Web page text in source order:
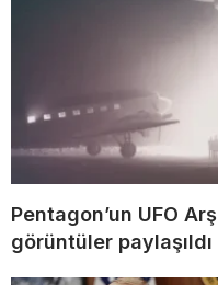
Pentagon’un UFO
görüntüler paylaşıldı